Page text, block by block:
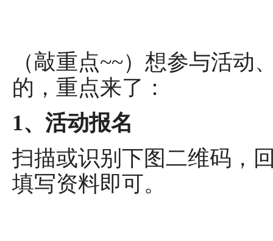
（敲重点~~）想参与活动
的，重点来了：
1、活动报名
扫描或识别下图二维码，
填写资料即可。